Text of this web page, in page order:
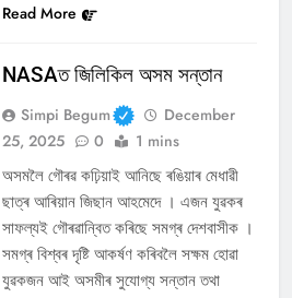
Read More
NASAত জিলিকিল অসম সন্তান
Simpi Begum
December
25, 2025
0 1 mins
অসমলৈ গৌৰৱ কঢ়িয়াই আনিছে ৰঙিয়াৰ মেধাৱী
ছাত্ৰ আৰিয়ান জিছান আহমেদে । এজন যুৱকৰ
সাফল্যই গৌৰৱান্বিত কৰিছে সমগ্ৰ দেশবাসীক ।
সমগ্ৰ বিশ্বৰ দৃষ্টি আকৰ্ষণ কৰিবলৈ সক্ষম হোৱা
যুৱকজন আই অসমীৰ সুযোগ্য সন্তান তথা